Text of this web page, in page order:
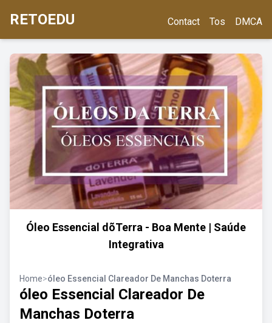
RETOEDU Contact Tos DMCA
Óleo Essencial dõTerra - Boa Mente | Saúde
Integrativa
Home>óleo Essencial Clareador De Manchas Doterra
óleo Essencial Clareador De
Manchas Doterra